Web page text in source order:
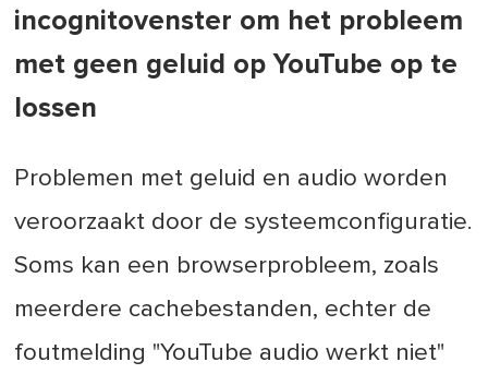
incognitovenster om het probleem
met geen geluid op YouTube op te
lossen
Problemen met geluid en audio worden
veroorzaakt door de systeemconfiguratie.
Soms kan een browserprobleem, zoals
meerdere cachebestanden, echter de
foutmelding "YouTube audio werkt niet"